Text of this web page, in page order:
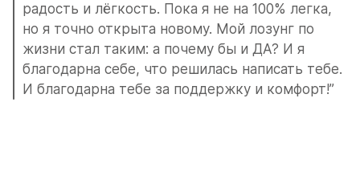
радость и лёгкость. Пока я не на 100% легка,
но я точно открыта новому. Мой лозунг по
жизни стал таким: а почему бы и ДА? И я
благодарна себе, что решилась написать тебе.
И благодарна тебе за поддержку и комфорт!”